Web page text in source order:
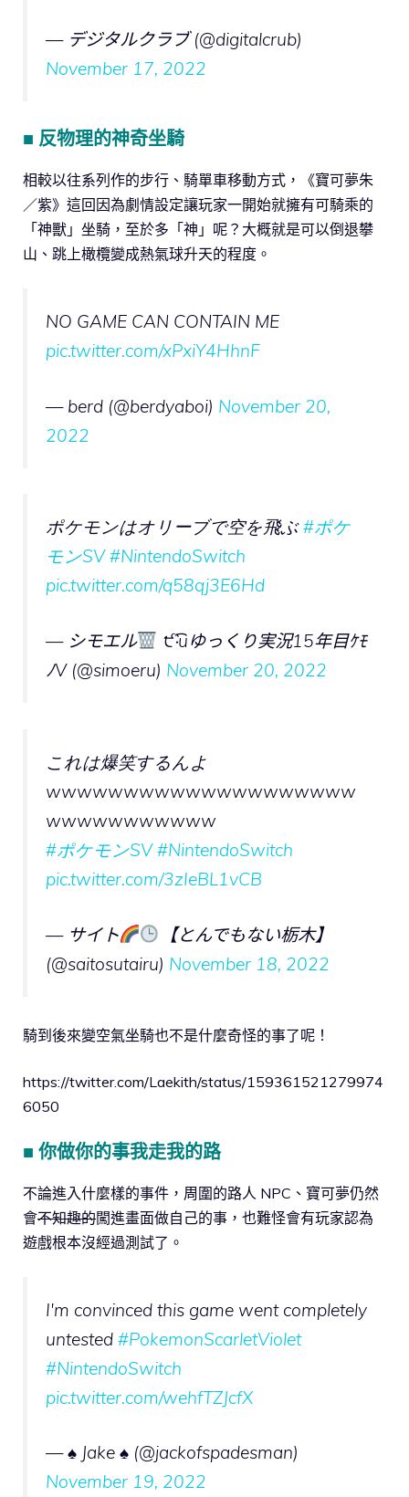
— デジタルクラブ (@digitalcrub)
November 17, 2022
■ 反物理的神奇坐騎
相較以往系列作的步行、騎單車移動方式，《寶可夢朱
／紫》這回因為劇情設定讓玩家一開始就擁有可騎乘的
「神獸」坐騎，至於多「神」呢？大概就是可以倒退攀
山、跳上橄欖變成熱氣球升天的程度。
NO GAME CAN CONTAIN ME
pic.twitter.com/xPxiY4HhnF
— berd (@berdyaboi) November 20,
2022
ポケモンはオリーブで空を飛ぶ#ポケ
モンSV #NintendoSwitch
pic.twitter.com/q58qj3E6Hd
— シモエル
੯‧̀͡uゆっくり実況15年目ｹﾓ
ﾉV (@simoeru) November 20, 2022
これは爆笑するんよ
wwwwwwwwwwwwwwwwwwww
wwwwwwwwwww
#ポケモンSV #NintendoSwitch
pic.twitter.com/3zIeBL1vCB
— サイト
【とんでもない栃木】
(@saitosutairu) November 18, 2022
騎到後來變空氣坐騎也不是什麼奇怪的事了呢！
https://twitter.com/Laekith/status/159361521279974
6050
■ 你做你的事我走我的路
不論進入什麼樣的事件，周圍的路人 NPC、寶可夢仍然
會不知趣的闖進畫面做自己的事，也難怪會有玩家認為
遊戲根本沒經過測試了。
I'm convinced this game went completely
untested #PokemonScarletViolet
#NintendoSwitch
pic.twitter.com/wehfTZJcfX
— ♠️ Jake ♠️ (@jackofspadesman)
November 19, 2022